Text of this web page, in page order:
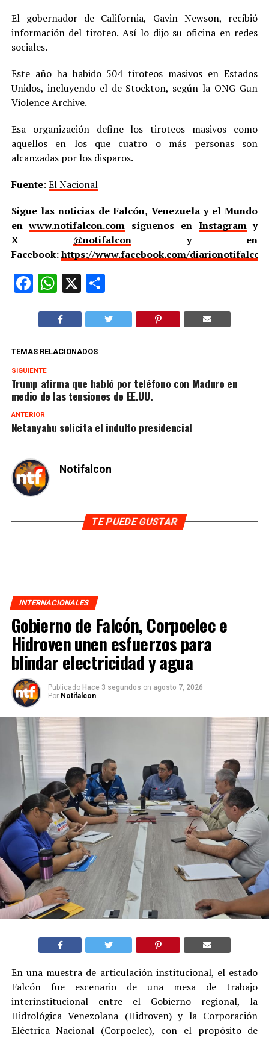
El gobernador de California, Gavin Newson, recibió
información del tiroteo. Así lo dijo su oficina en redes
sociales.
Este año ha habido 504 tiroteos masivos en Estados
Unidos, incluyendo el de Stockton, según la ONG Gun
Violence Archive.
Esa organización define los tiroteos masivos como
aquellos en los que cuatro o más personas son
alcanzadas por los disparos.
Fuente: El Nacional
Sigue las noticias de Falcón, Venezuela y el Mundo
enwww.notifalcon.com síguenos en Instagramy
X @notifalcon y en
Facebook:https://www.facebook.com/
Facebook
WhatsApp
X
TEMAS RELACIONADOS
SIGUIENTE
Trump afirma que habló por teléfono con Maduro en
medio de las tensiones de EE.UU.
ANTERIOR
Netanyahu solicita el indulto presidencial
Notifalcon
TE PUEDE GUSTAR
INTERNACIONALES
Gobierno de Falcón, Corpoelec e
Hidroven unen esfuerzos para
blindar electricidad y agua
Publicado Hace 3 segundos on agosto 7, 2026
Por Notifalcon
En una muestra de articulación institucional, el estado
Falcón fue escenario de una mesa de trabajo
interinstitucional entre el Gobierno regional, la
Hidrológica Venezolana (Hidroven) y la Corporación
Eléctrica Nacional (Corpoelec), con el propósito de